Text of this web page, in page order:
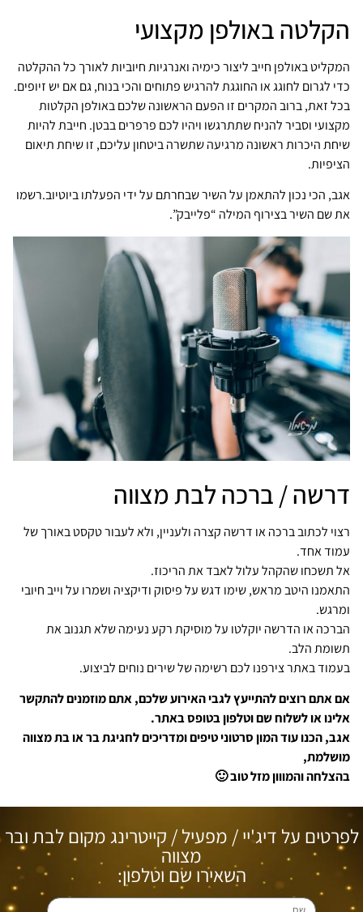
הקלטה באולפן מקצועי
המקליט באולפן חייב ליצור כימיה ואנרגיות חיוביות לאורך כל ההקלטה
כדי לגרום לחוגג או החוגגת להרגיש פתוחים והכי בנוח, גם אם יש זיופים.
בכל זאת, ברוב המקרים זו הפעם הראשונה שלכם באולפן הקלטות
מקצועי וסביר להניח שתתרגשו ויהיו לכם פרפרים בבטן. חייבת להיות
שיחת היכרות ראשונה מרגיעה שתשרה ביטחון עליכם, זו שיחת תיאום
הציפיות.
אגב, הכי נכון להתאמן על השיר שבחרתם על ידי הפעלתו ביוטיוב.רשמו
את שם השיר בצירוף המילה “פלייבק”.
דרשה / ברכה לבת מצווה
רצוי לכתוב ברכה או דרשה קצרה ולעניין, ולא לעבור טקסט באורך של
עמוד אחד.
אל תשכחו שהקהל עלול לאבד את הריכוז.
התאמנו היטב מראש, שימו דגש על פיסוק ודיקציה ושמרו על וייב חיובי
ומרגש.
הברכה או הדרשה יוקלטו על מוסיקת רקע נעימה שלא תגנוב את
תשומת הלב.
בעמוד באתר צירפנו לכם רשימה של שירים נוחים לביצוע.
אם אתם רוצים להתייעץ לגבי האירוע שלכם, אתם מוזמנים להתקשר
אלינו או לשלוח שם וטלפון בטופס באתר.
אגב, הכנו עוד המון סרטוני טיפים ומדריכים לחגיגת בר או בת מצווה
מושלמת,
בהצלחה והמווון מזל טוב 🙂
לפרטים על דיג'יי / מפעיל / קייטרינג מקום לבת ובר
מצווה
השאירו שם וטלפון: